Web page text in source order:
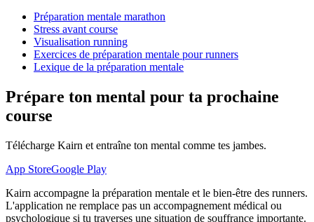
Préparation mentale marathon
Stress avant course
Visualisation running
Exercices de préparation mentale pour runners
Lexique de la préparation mentale
Prépare ton mental pour ta prochaine
course
Télécharge Kairn et entraîne ton mental comme tes jambes.
App StoreGoogle Play
Kairn accompagne la préparation mentale et le bien-être des runners.
L'application ne remplace pas un accompagnement médical ou
psychologique si tu traverses une situation de souffrance importante.